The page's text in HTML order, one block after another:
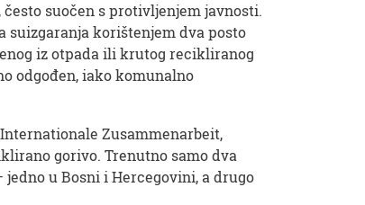
suočen s protivljenjem javnosti.
suizgaranja korištenjem dva posto
iz otpada ili krutog recikliranog
odgođen, iako komunalno
Zusammenarbeit,
gorivo. Trenutno samo dva
u Bosni i Hercegovini, a drugo